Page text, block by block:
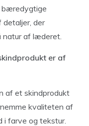
bæredygtige
detaljer, der
af læderet.
er af
af et skindprodukt
kvaliteten af
farve og tekstur.